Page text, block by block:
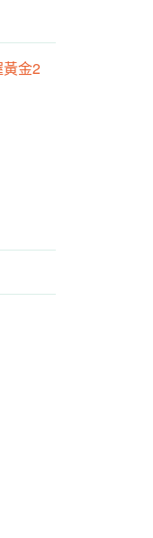
金2